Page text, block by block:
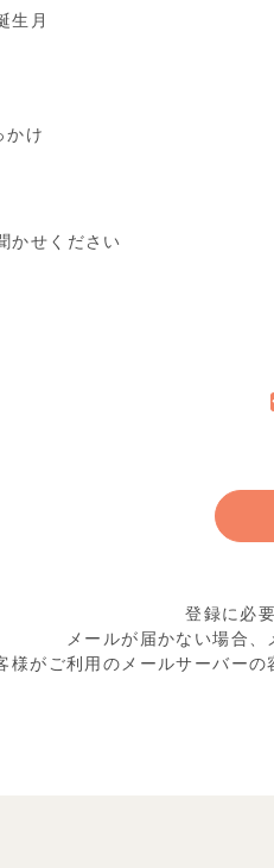
生月
け
かせください
登録に必
メールが届かない場合
様がご利用のメールサーバーの